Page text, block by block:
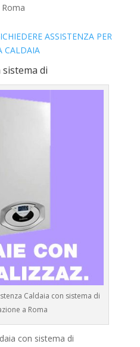
ASSISTENZA PER
CALDAIA
sistema di
Caldaia con sistema di
a Roma
con sistema di